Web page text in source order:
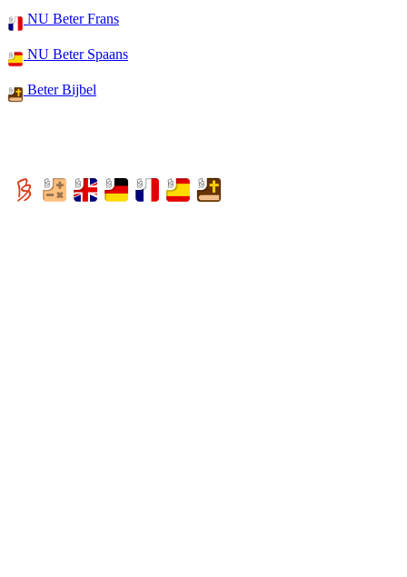
NU Beter Frans
NU Beter Spaans
Beter Bijbel